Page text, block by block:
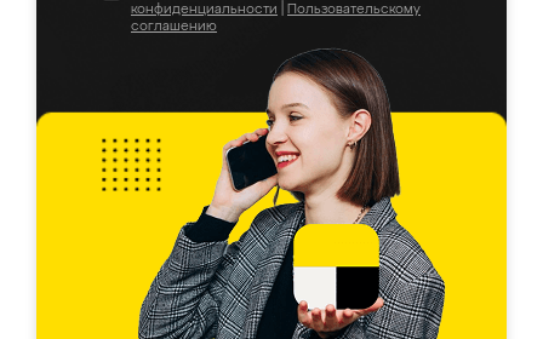
конфиденциальности
Пользовательскому
соглашению